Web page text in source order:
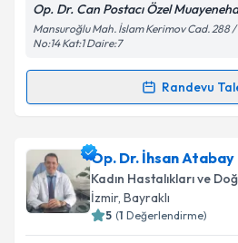
Kişisel verilerimin
Metni'ni okudum ve
kapsamda işlenmesini
Takvim
Op. Dr. Can Postacı Özel
Mansuroğlu Mah. İslam Kerimov Cad. 288
No:14 Kat:1 Daire:7
Randevu
Randevu Takvimi Talebi
Op. Dr. Can Postacıiçin
oluşturun. Size bu uzmandan
takvim hazırlandığında e-
Op. Dr. İhsan Atabay
Kadın Hastalıkları ve
İzmir, Bayraklı
5 (1 Değerlendirme)